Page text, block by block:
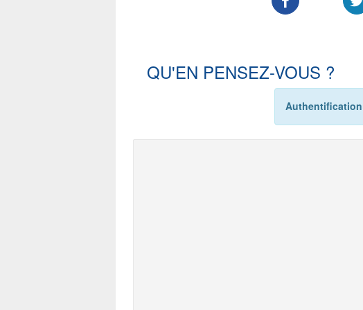
QU'EN PENSEZ-VOUS ?
Authentification